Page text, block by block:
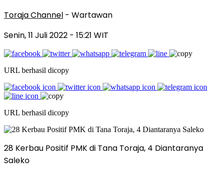
Toraja Channel - Wartawan
Senin, 11 Juli 2022 - 15:21 WIT
URL berhasil dicopy
URL berhasil dicopy
28 Kerbau Positif PMK di Tana Toraja, 4 Diantaranya
Saleko